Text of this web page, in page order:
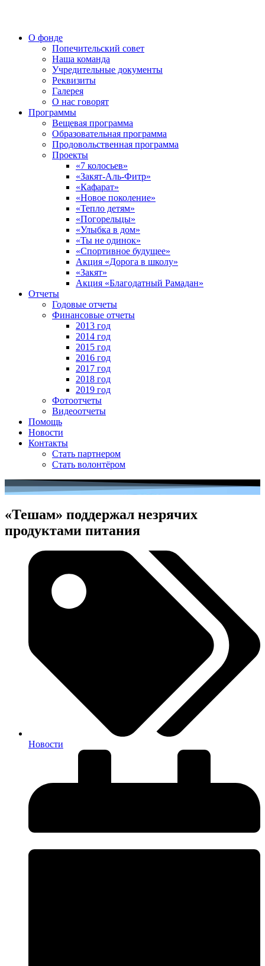
О фонде
Попечительский совет
Наша команда
Учредительные документы
Реквизиты
Галерея
О нас говорят
Программы
Вещевая программа
Образовательная программа
Продовольственная программа
Проекты
«7 колосьев»
«Закят-Аль-Фитр»
«Кафарат»
«Новое поколение»
«Тепло детям»
«Погорельцы»
«Улыбка в дом»
«Ты не одинок»
«Спортивное будущее»
Акция «Дорога в школу»
«Закят»
Акция «Благодатный Рамадан»
Отчеты
Годовые отчеты
Финансовые отчеты
2013 год
2014 год
2015 год
2016 год
2017 год
2018 год
2019 год
Фотоотчеты
Видеоотчеты
Помощь
Новости
Контакты
Стать партнером
Стать волонтёром
«Тешам» поддержал незрячих
продуктами питания
Новости